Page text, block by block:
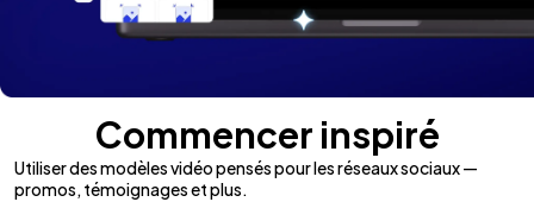
Commencer inspiré
Utiliser des modèles vidéo pensés pour les réseaux sociaux —
promos, témoignages et plus.